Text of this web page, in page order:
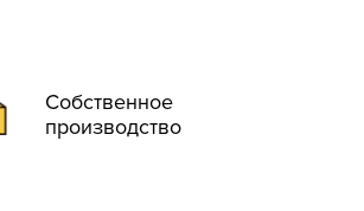
Собственное
производство